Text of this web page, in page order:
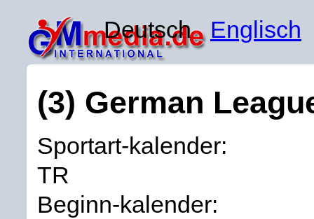
Deutsch Englisch
(3) German
Sportart-kalender:
TR
Beginn-kalender: